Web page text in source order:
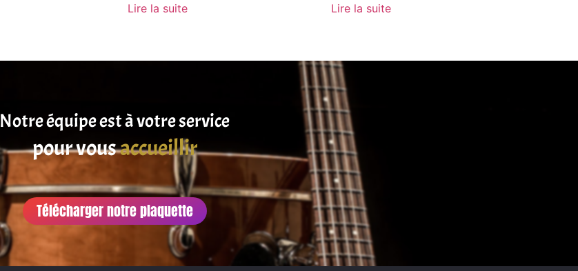
Lire la suite Lire la suite
Notre équipe est à votre service
pour vous
accueillir
satisfaire
Télécharger notre plaquette